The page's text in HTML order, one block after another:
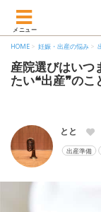
メニュー
HOME 妊娠・出産の悩み
産院選びはいつ
たい❝出産❞のこ
とと
出産準備